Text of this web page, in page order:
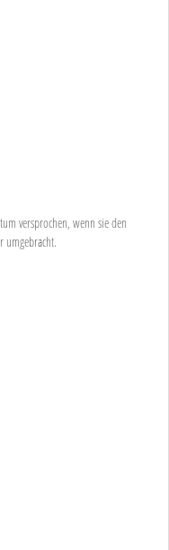
versprochen, wenn sie den
umgebracht.